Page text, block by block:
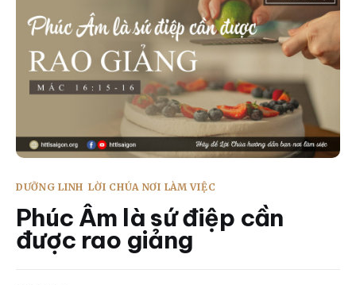
Giới thiệu
Dưỡng Linh
Bản tin
Mục vụ
Liên hệ
DƯỠNG LINH LỜI CHÚA NƠI LÀM VIỆC
Phúc Âm là sứ điệp cần
được rao giảng